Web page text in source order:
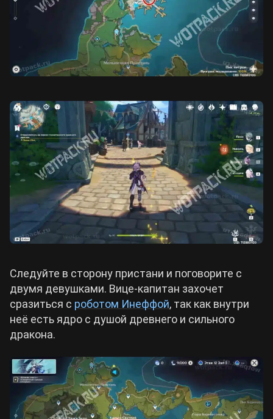
Следуйте в сторону пристани и поговорите с
двумя девушками. Вице-капитан захочет
сразиться с роботом Инеффой, так как внутри
неё есть ядро с душой древнего и сильного
дракона.